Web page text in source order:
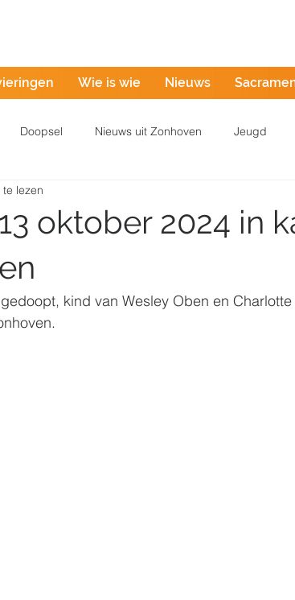
Wie is wie Nieuws
Doopsel Nieuws uit Zonhoven Jeugd
oktober 2024 in
lezen
kind van Wesley Oben en